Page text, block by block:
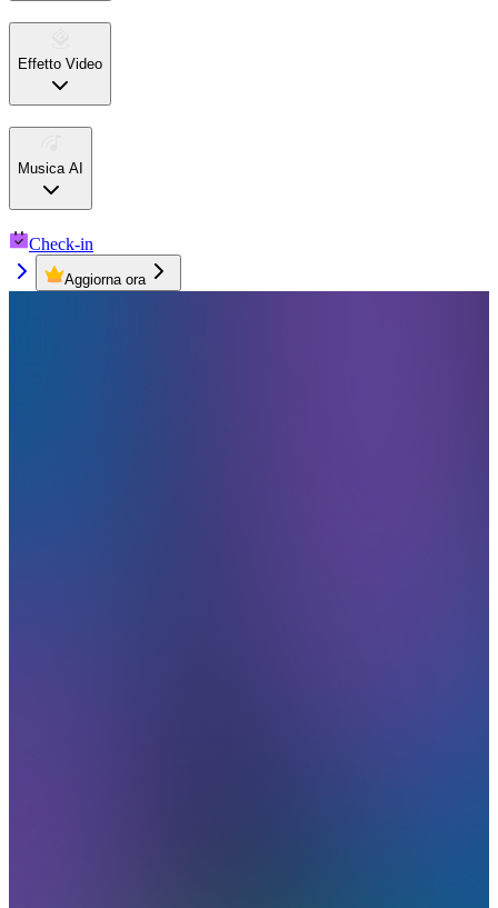
Effetto Video
Musica AI
Check-in
Aggiorna ora